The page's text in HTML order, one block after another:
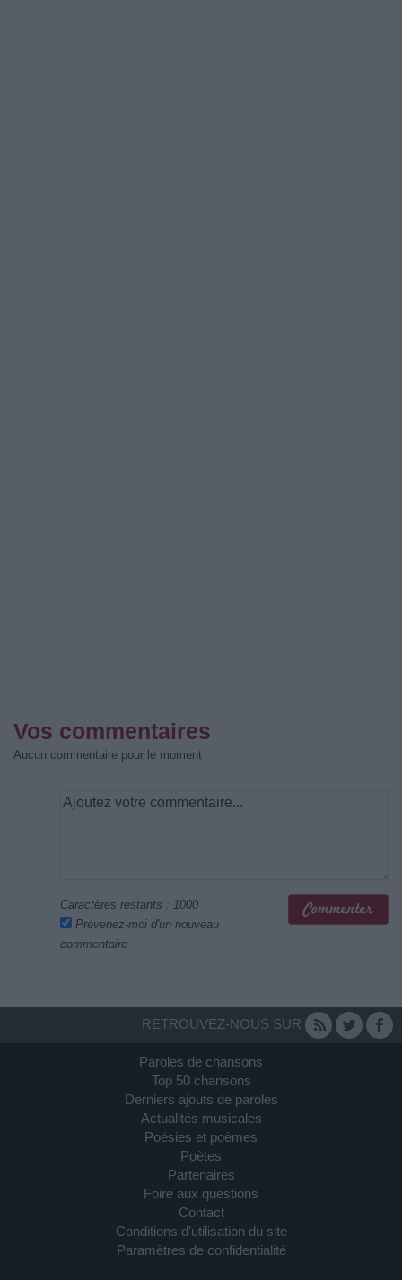
Vos commentaires
Aucun commentaire pour le moment
Caractères restants : 1000
Prévenez-moi d'un nouveau
commentaire
RETROUVEZ-NOUS SUR
Paroles de chansons
Top 50 chansons
Derniers ajouts de paroles
Actualités musicales
Poésies et poèmes
Poètes
Partenaires
Foire aux questions
Contact
Conditions d'utilisation du site
Paramètres de confidentialité